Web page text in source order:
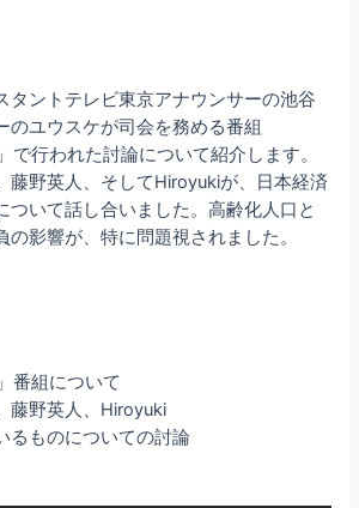
タントテレビ東京アナウンサーの池谷
のユウスケが司会を務める番組
で行われた討論について紹介します。
藤野英人、そしてHiroyukiが、日本経済
ついて話し合いました。高齢化人口と
の影響が、特に問題視されました。
番組について
藤野英人、Hiroyuki
るものについての討論